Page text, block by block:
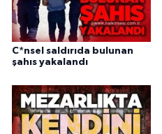
C*nsel saldırıda bulunan
şahıs yakalandı